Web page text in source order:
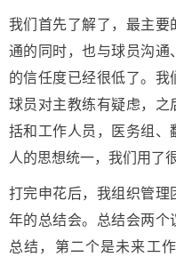
我们首先了解了，最主要
通的同时，也与球员沟通
的信任度已经很低了。
球员对主教练有疑虑，
括和工作人员，医务组、
人的思想统一，我们用了
打完申花后，我组织管
年的总结会。总结会两
总结，第二个是未来工